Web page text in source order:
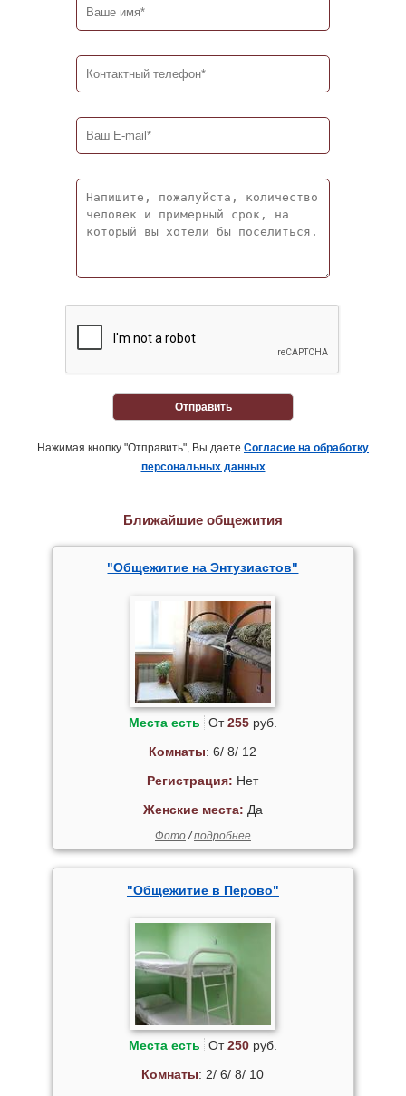
Отправить
Нажимая кнопку "Отправить", Вы даете Согласие на обработку
персональных данных
Ближайшие общежития
"Общежитие на Энтузиастов"
Места есть От255руб.
Комнаты: 6/ 8/ 12
Регистрация: Нет
Женские места: Да
Фото/подробнее
"Общежитие в Перово"
Места есть От250руб.
Комнаты: 2/ 6/ 8/ 10